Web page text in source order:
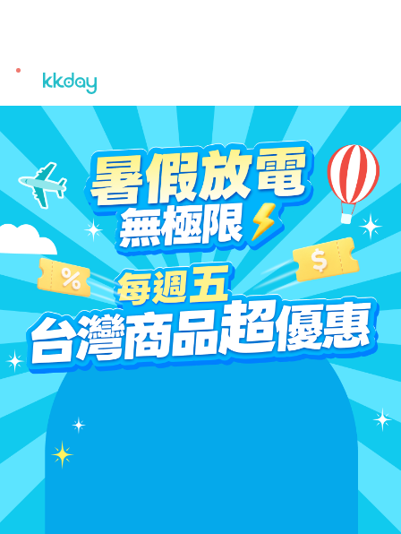
unread
notifications